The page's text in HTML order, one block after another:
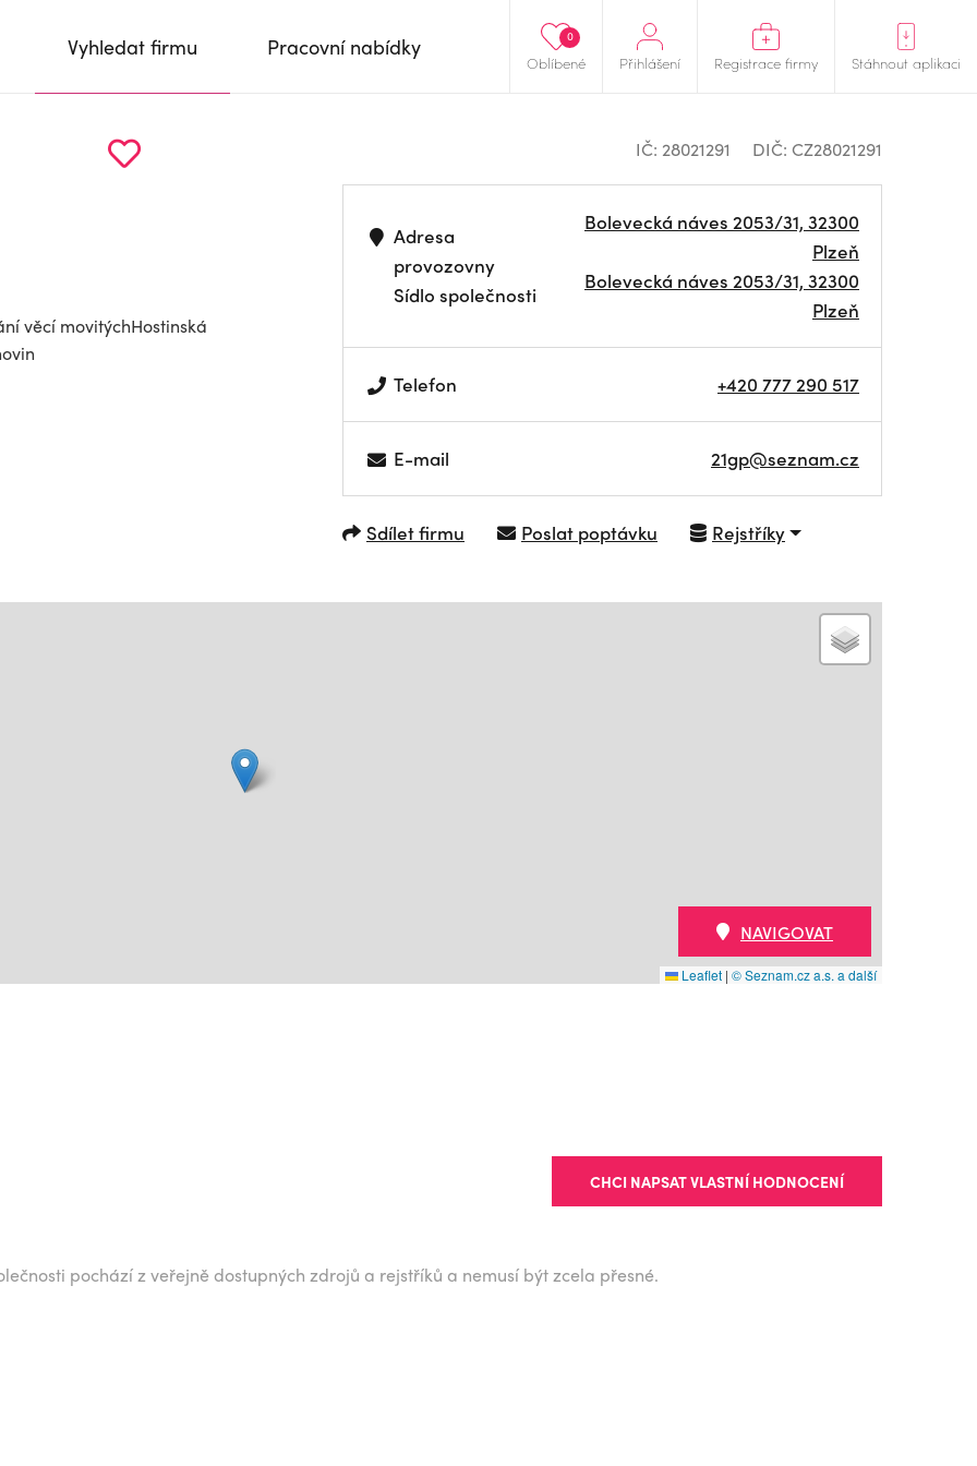
Oblíbené
0
Přihlášení Registrace firmy Stáhnout aplikaci
Vyhledat firmu Pracovní nabídky
věcí movitýchHostinská
IČ: 28021291 DIČ: CZ28021291
Adresa
provozovny
Sídlo společnosti
Bolevecká náves 2053/31, 32300
Plzeň
Bolevecká náves 2053/31, 32300
Plzeň
Telefon +420 777 290 517
E-mail 21gp@seznam.cz
Sdílet firmu Poslat poptávku Rejstříky
Leaflet | © Seznam.cz a.s. a další
NAVIGOVAT
CHCI NAPSAT VLASTNÍ HODNOCENÍ
pochází z veřejně dostupných zdrojů a rejstříků a nemusí být zcela přesné.